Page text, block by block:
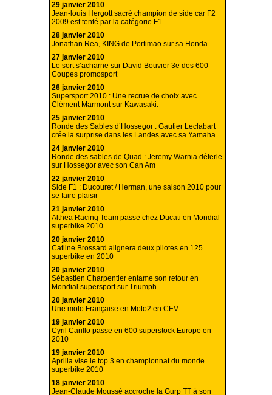
29 janvier 2010
Jean-louis Hergott sacré champion de side car F2
2009 est tenté par la catégorie F1
28 janvier 2010
Jonathan Rea, KING de Portimao sur sa Honda
27 janvier 2010
Le sort s’acharne sur David Bouvier 3e des 600
Coupes promosport
26 janvier 2010
Supersport 2010 : Une recrue de choix avec
Clément Marmont sur Kawasaki.
25 janvier 2010
Ronde des Sables d’Hossegor : Gautier Leclabart
crée la surprise dans les Landes avec sa Yamaha.
24 janvier 2010
Ronde des sables de Quad : Jeremy Warnia déferle
sur Hossegor avec son Can Am
22 janvier 2010
Side F1 : Ducouret / Herman, une saison 2010 pour
se faire plaisir
21 janvier 2010
Althea Racing Team passe chez Ducati en Mondial
superbike 2010
20 janvier 2010
Catline Brossard alignera deux pilotes en 125
superbike en 2010
20 janvier 2010
Sébastien Charpentier entame son retour en
Mondial supersport sur Triumph
20 janvier 2010
Une moto Française en Moto2 en CEV
19 janvier 2010
Cyril Carillo passe en 600 superstock Europe en
2010
19 janvier 2010
Aprilia vise le top 3 en championnat du monde
superbike 2010
18 janvier 2010
Jean-Claude Moussé accroche la Gurp TT à son